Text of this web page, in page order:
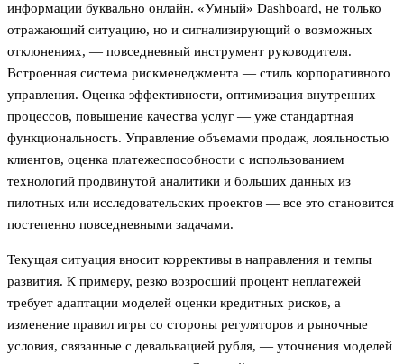
информации буквально онлайн. «Умный» Dashboard, не только
отражающий ситуацию, но и сигнализирующий о возможных
отклонениях, — повседневный инструмент руководителя.
Встроенная система риск­менеджмента — стиль корпоративного
управления. Оценка эффективности, оптимизация внутренних
процессов, повышение качества услуг — уже стандартная
функциональность. Управление объемами продаж, лояльностью
клиентов, оценка платежеспособности с использованием
технологий продвинутой аналитики и больших данных из
пилотных или исследовательских проектов — все это становится
постепенно повседневными задачами.
Текущая ситуация вносит коррективы в направления и темпы
развития. К примеру, резко возросший процент неплатежей
требует адаптации моделей оценки кредитных рисков, а
изменение правил игры со стороны регуляторов и рыночные
условия, связанные с девальвацией рубля, — уточнения моделей